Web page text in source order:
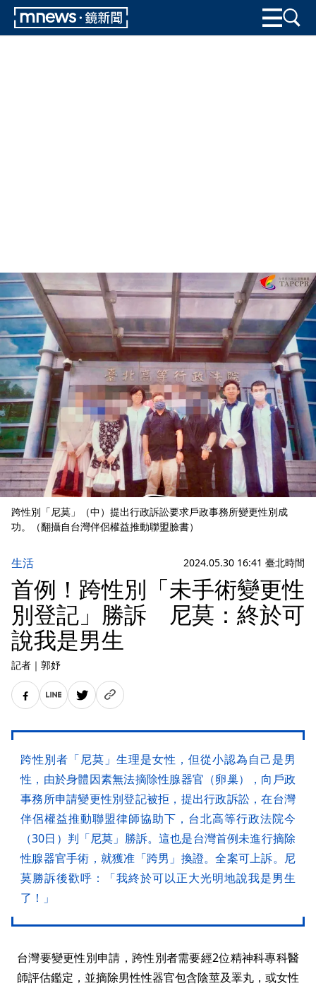
跨性別「尼莫」（中）提出行政訴訟要求戶政事務所變更性別成
功。（翻攝自台灣伴侶權益推動聯盟臉書）
生活 2024.05.30 16:41 臺北時間
首例！跨性別「未手術變更性
別登記」勝訴 尼莫：終於可
說我是男生
記者 ｜ 郭妤
跨性別者「尼莫」生理是女性，但從小認為自己是男
性，由於身體因素無法摘除性腺器官（卵巢），向戶政
事務所申請變更性別登記被拒，提出行政訴訟，在台灣
伴侶權益推動聯盟律師協助下，台北高等行政法院今
（30日）判「尼莫」勝訴。這也是台灣首例未進行摘除
性腺器官手術，就獲准「跨男」換證。全案可上訴。尼
莫勝訴後歡呼：「我終於可以正大光明地說我是男生
了！」
台灣要變更性別申請，跨性別者需要經2位精神科專科醫
師評估鑑定，並摘除男性性器官包含陰莖及睪丸，或女性